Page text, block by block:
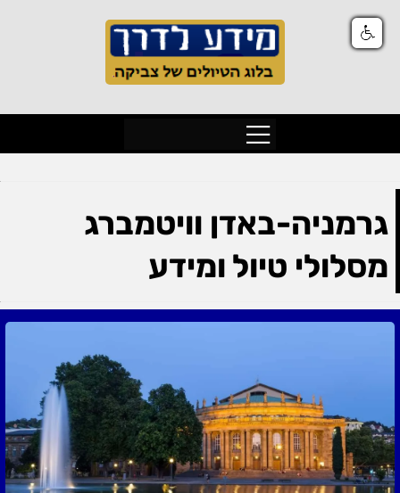
גרמניה-באדן וויטמברג
מסלולי טיול ומידע